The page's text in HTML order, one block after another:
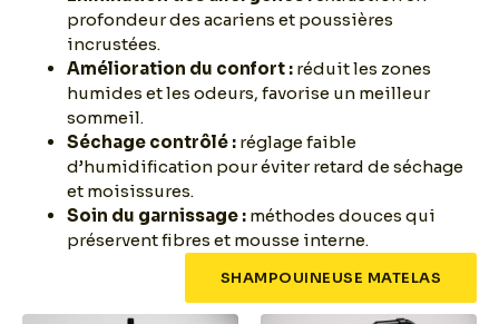
profondeur des acariens et poussières
incrustées.
Amélioration du confort : réduit les zones
humides et les odeurs, favorise un meilleur
sommeil.
Séchage contrôlé : réglage faible
d’humidification pour éviter retard de séchage
et moisissures.
Soin du garnissage : méthodes douces qui
préservent fibres et mousse interne.
SHAMPOUINEUSE MATELAS